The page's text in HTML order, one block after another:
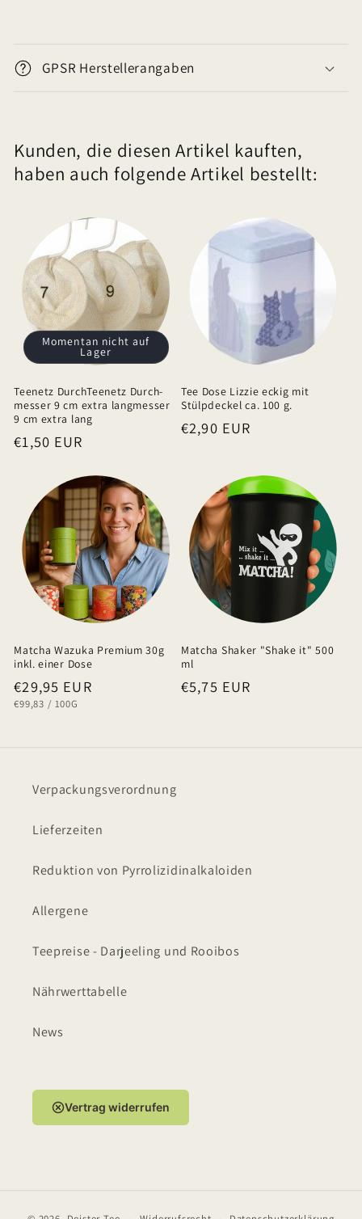
n
a
p
a
l
t
GPSR Herstellerangaben
Kunden, die diesen Artikel kauften,
haben auch folgende Artikel bestellt:
Momentan nicht auf
Lager
Teenetz DurchTeenetz Durch-
messer 9 cm extra langmesser
9 cm extra lang
Normaler
€1,50 EUR
Tee Dose Lizzie eckig mit
Stülpdeckel ca. 100 g.
Normaler
€2,90 EUR
Matcha Wazuka Premium 30g
inkl. einer Dose
Normaler
Preis
€29,95 EUR
GRUNDPREIS
€99,83 / PRO
100G
Matcha Shaker "Shake it" 500
ml
Normaler
€5,75 EUR
Verpackungsverordnung
Lieferzeiten
Reduktion von Pyrrolizidinalkaloiden
Allergene
Teepreise - Darjeeling und Rooibos
Nährwerttabelle
News
Vertrag widerrufen